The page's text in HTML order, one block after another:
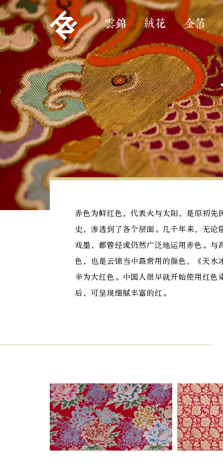
雲錦 絨花 金箔
赤色为鲜红色，代表火与太阳，是原初先
史，渗透到了各个层面。几千年来，无
戏墨，都曾经或仍然广泛地运用赤色。
色，也是云锦当中最常用的颜色，《天水
半为大红色。中国人很早就开始使用红色
后，可呈现细腻丰富的红。